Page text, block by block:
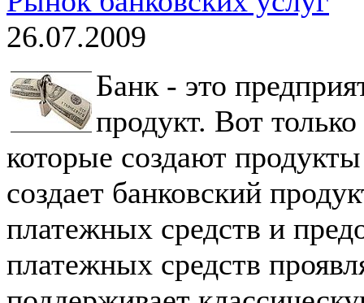
26.07.2009
Банк - это
продукт. Вот
которые создают
создает банковский
платежных средств и
платежных средств